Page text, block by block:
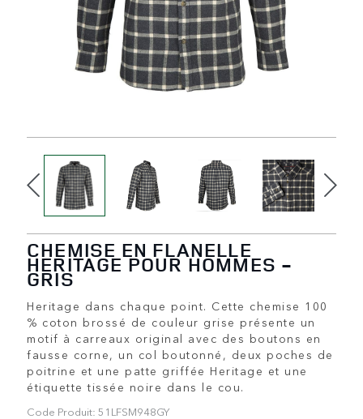
CHEMISE EN FLANELLE
HERITAGE POUR HOMMES -
GRIS
Heritage dans chaque point. Cette chemise 100
% coton brossé de couleur grise présente un
motif à carreaux original avec des boutons en
fausse corne, un col boutonné, deux poches de
poitrine et une patte griffée Heritage et une
étiquette tissée noire dans le cou.
Code Produit: 51LFSM948GY